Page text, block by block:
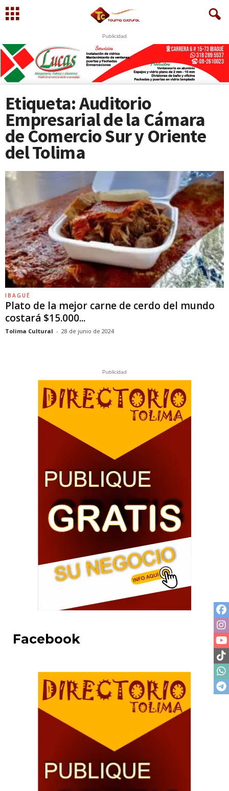
Publicidad
S
Etiqueta: Auditorio
Empresarial de la Cámara
de Comercio Sur y Oriente
del Tolima
IBAGUÉ
Plato de la mejor carne de cerdo del mundo
costará $15.000...
Tolima Cultural - 28 de junio de 2024
Publicidad
Facebook